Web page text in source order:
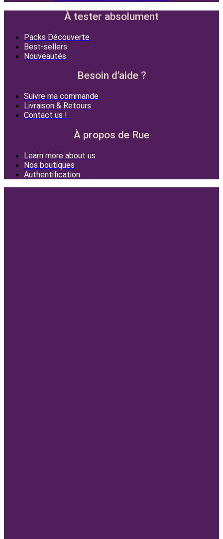
À tester absolument
Packs Découverte
Best-sellers
Nouveautés
Besoin d’aide ?
Suivre ma commande
Livraison & Retours
Contact us !
À propos de Rue
Learn more about us
Nos boutiques
Authentification